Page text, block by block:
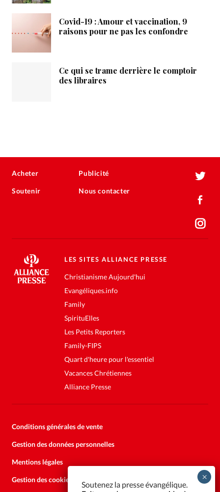
Covid-19 : Amour et vaccination, 9
raisons pour ne pas les confondre
Ce qui se trame derrière le comptoir
des libraires
Acheter
Soutenir
Publicité
Nous contacter
LES SITES ALLIANCE PRESSE
Christianisme Aujourd'hui
Evangéliques.info
Family
SpirituElles
Les Petits Reporters
Family-FIPS
Quart d'heure pour l'essentiel
Vacances Chrétiennes
Alliance Presse
Conditions générales de vente
Gestion des données personnelles
Mentions légales
Gestion des cookies
Soutenez la presse évangélique.